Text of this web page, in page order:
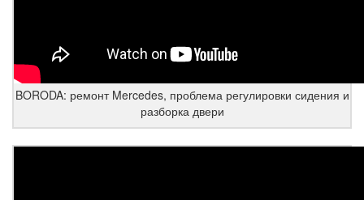
BORODA: ремонт Mercedes, проблема регулировки сидения и
разборка двери